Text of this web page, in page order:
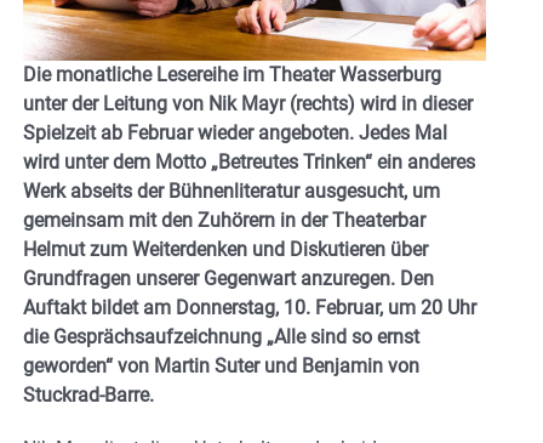
Die monatliche Lesereihe im Theater Wasserburg
unter der Leitung von Nik Mayr (rechts) wird in dieser
Spielzeit ab Februar wieder angeboten. Jedes Mal
wird unter dem Motto „Betreutes Trinken“ ein anderes
Werk abseits der Bühnenliteratur ausgesucht, um
gemeinsam mit den Zuhörern in der Theaterbar
Helmut zum Weiterdenken und Diskutieren über
Grundfragen unserer Gegenwart anzuregen. Den
Auftakt bildet am Donnerstag, 10. Februar, um 20 Uhr
die Gesprächsaufzeichnung „Alle sind so ernst
geworden“ von Martin Suter und Benjamin von
Stuckrad-Barre.